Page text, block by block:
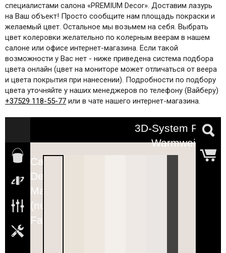
специалистами салона «PREMIUM Decor». Доставим лазурь
на Ваш объект! Просто сообщите нам площадь покраски и
желаемый цвет. Остальное мы возьмем на себя. Выбрать
цвет колеровки желательно по колерным веерам в нашем
салоне или офисе интернет-магазина. Если такой
возможности у Вас нет - ниже приведена система подбора
цвета онлайн (цвет на мониторе может отличаться от веера
и цвета покрытия при нанесении). Подробности по подбору
цвета уточняйте у наших менеджеров по телефону (Вайберу)
+37529 118-55-77 или в чате нашего интернет-магазина.